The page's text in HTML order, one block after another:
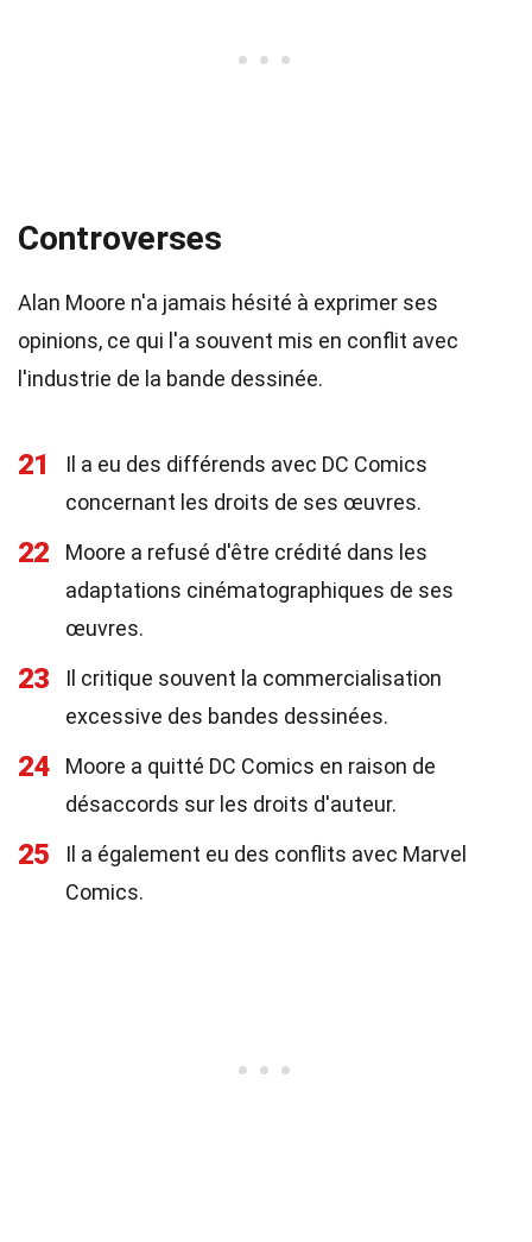
Controverses
Alan Moore n'a jamais hésité à exprimer ses
opinions, ce qui l'a souvent mis en conflit avec
l'industrie de la bande dessinée.
21
Il a eu des différends avec DC Comics
concernant les droits de ses œuvres.
22
Moore a refusé d'être crédité dans les
adaptations cinématographiques de ses
œuvres.
23
Il critique souvent la commercialisation
excessive des bandes dessinées.
24
Moore a quitté DC Comics en raison de
désaccords sur les droits d'auteur.
25
Il a également eu des conflits avec Marvel
Comics.